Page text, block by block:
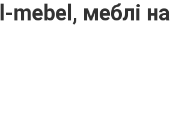
mebel, меблі